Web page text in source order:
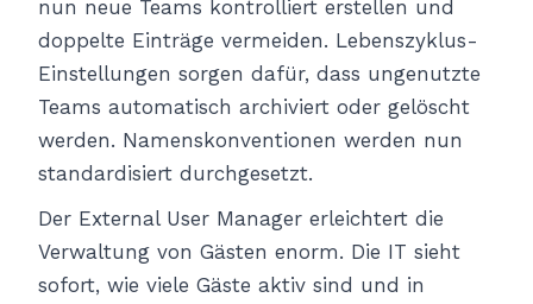
nun neue Teams kontrolliert erstellen und
doppelte Einträge vermeiden. Lebenszyklus-
Einstellungen sorgen dafür, dass ungenutzte
Teams automatisch archiviert oder gelöscht
werden. Namenskonventionen werden nun
standardisiert durchgesetzt.
Der External User Manager erleichtert die
Verwaltung von Gästen enorm. Die IT sieht
sofort, wie viele Gäste aktiv sind und in